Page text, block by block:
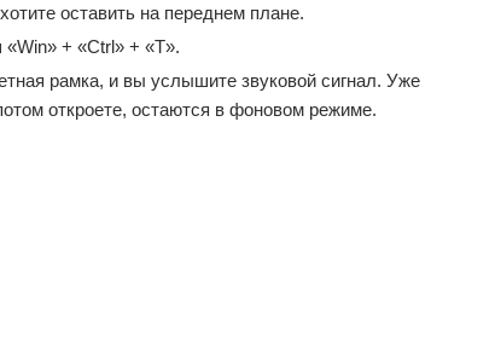
оставить на переднем плане.
+ «Ctrl» + «T».
рамка, и вы услышите звуковой сигнал. Уже
откроете, остаются в фоновом режиме.